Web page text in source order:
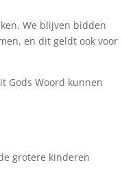
We blijven bidden
en dit geldt ook voor
Gods Woord kunnen
grotere kinderen